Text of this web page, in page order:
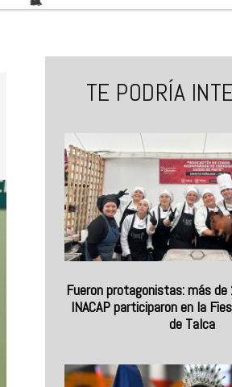
TE PODRÍA
Fueron protagonistas: más
INACAP participaron en la
de Talca